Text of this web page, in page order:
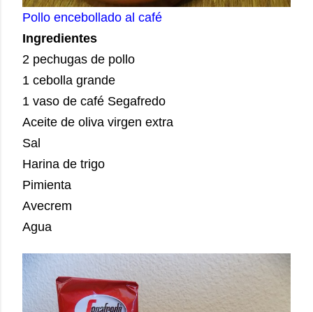
Pollo encebollado al café
Ingredientes
2 pechugas de pollo
1 cebolla grande
1 vaso de café Segafredo
Aceite de oliva virgen extra
Sal
Harina de trigo
Pimienta
Avecrem
Agua